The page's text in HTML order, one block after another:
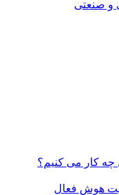
و صنعتی
کار می کنیم؟
هوش فعال